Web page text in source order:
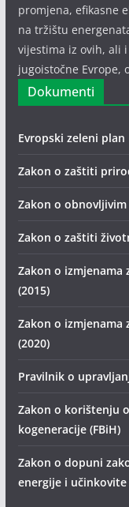
promjena, efikasne
na tržištu
vijestima iz ovih, ali
jugoistočne Evrope,
Dokumenti
Evropski zeleni plan
Zakon o zaštiti
Zakon o obnovljivim
Zakon o zaštiti
Zakon o izmjenama
(2015)
Zakon o izmjenama
(2020)
Pravilnik o
Zakon o korištenju
kogeneracije (FBiH)
Zakon o dopuni
energije i učinkovite